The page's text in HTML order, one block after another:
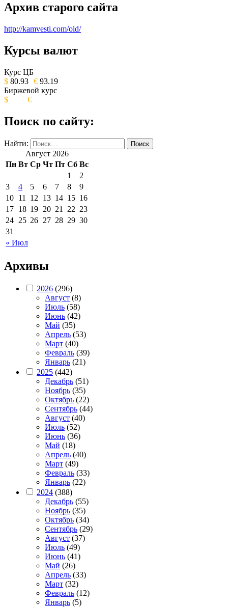
Архив старого сайта
http://kamvesti.com/old/
ОБЩЕСТВЕННО-ПОЛИТИЧЕСКОЕ
ИЗДАНИЕ КАМЧАТСКОГО КРАЯ.
Курсы валют
Курс ЦБ
$ 80.93 € 93.19
Биржевой курс
$
€
Поиск по сайту:
Найти:
Август 2026
Пн Вт Ср Чт Пт Сб Вс
« Июл
1
2
3
4 5 6 7 8
9
10 11 12 13 14 15 16
17 18 19 20 21 22 23
24 25 26 27 28 29 30
31
Архивы
2026 (296)
Август (8)
Июль (58)
Июнь (42)
Май (35)
Апрель (53)
Март (40)
Февраль (39)
Январь (21)
2025 (442)
Декабрь (51)
Ноябрь (35)
Октябрь (22)
Сентябрь (44)
Август (40)
Июль (52)
Июнь (36)
Май (18)
Апрель (40)
Март (49)
Февраль (33)
Январь (22)
2024 (388)
Декабрь (55)
Ноябрь (35)
Октябрь (34)
Сентябрь (29)
Август (37)
Июль (49)
Июнь (41)
Май (26)
Апрель (33)
Март (32)
Февраль (12)
Январь (5)